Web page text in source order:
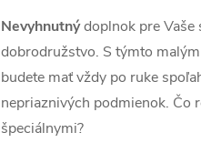
Nevyhnutnýdoplnok pre Vaše
dobrodružstvo. S týmto
budete mať vždy po ruke
nepriaznivých podmienok. Čo
špeciálnymi?